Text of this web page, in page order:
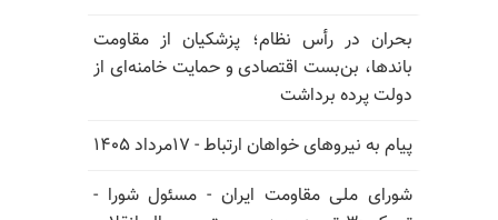
بحران در رأس نظام؛ پزشکیان از مقاومت
باندها، بن‌بست اقتصادی و حمایت خامنه‌ای از
دولت پرده برداشت
پیام به نیروهای خواهان ارتباط - ۱۷مرداد ۱۴۰۵
شورای ملی مقاومت ایران - مسئول شورا -